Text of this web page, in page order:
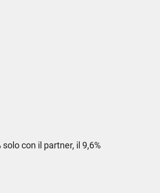
con il partner, il 9,6%